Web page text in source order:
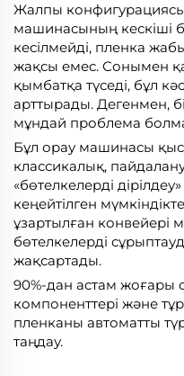
Жалпы
машинасының кескіші
кесілмейді, пленка
жақсы емес. Сонымен
қымбатқа түседі, бұл
арттырады. Дегенмен,
мұндай проблема
Бұл орау машинасы
классикалық,
«бөтелкелерді
кеңейтілген
ұзартылған конвейері
бөтелкелерді
жақсартады.
90%-дан астам жоғары
компоненттері және
пленканы автоматты
таңдау.